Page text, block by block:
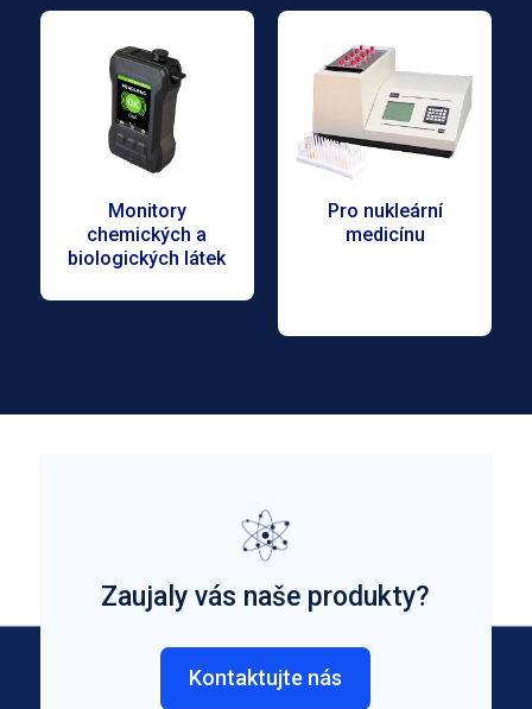
Monitory
chemických a
biologických látek
Pro nukleární
medicínu
Zaujaly vás naše produkty?
Kontaktujte nás